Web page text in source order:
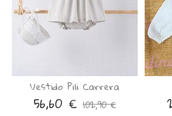
Vestido Pili Carrera
56,60 € 102,90 €